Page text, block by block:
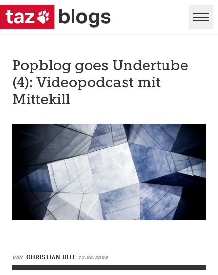
Popblog goes Undertube
(4): Videopodcast mit
Mittekill
VON CHRISTIAN IHLE 12.06.2009